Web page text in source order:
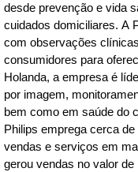
desde prevenção e vida
cuidados domiciliares. A
com observações
consumidores para
Holanda, a empresa é
por imagem,
bem como em saúde do
Philips emprega cerca
vendas e serviços em
gerou vendas no valor